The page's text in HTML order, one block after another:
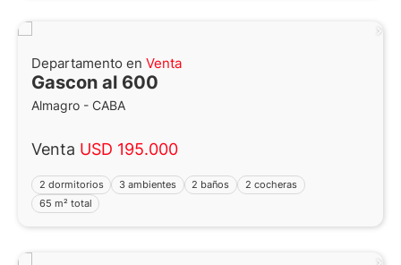
Departamento en Venta
Gascon al 600
Almagro - CABA
Venta USD 195.000
2 dormitorios 3 ambientes 2 baños
2 cocheras
65 m² total